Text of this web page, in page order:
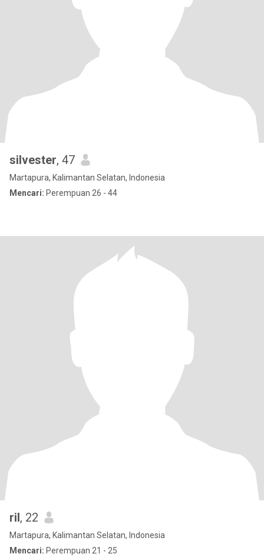
silvester, 47
Martapura, Kalimantan Selatan, Indonesia
Mencari: Perempuan 26 - 44
ril, 22
Martapura, Kalimantan Selatan, Indonesia
Mencari: Perempuan 21 - 25